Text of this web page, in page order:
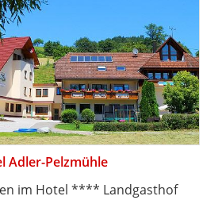
Adler-Pelzmühle
im Hotel **** Landgasthof